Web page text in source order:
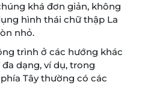
khá đơn giản, không
hình thái chữ thập La
nhỏ.
trình ở các hướng khác
dạng, ví dụ, trong
Tây thường có các